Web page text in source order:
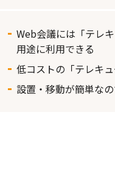
Web会議には「テレ
用途に利用できる
低コストの「テレキ
設置・移動が簡単な